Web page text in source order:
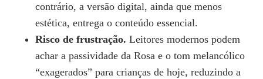
contrário, a versão digital, ainda que menos
estética, entrega o conteúdo essencial.
Risco de frustração. Leitores modernos podem
achar a passividade da Rosa e o tom melancólico
“exagerados” para crianças de hoje, reduzindo a